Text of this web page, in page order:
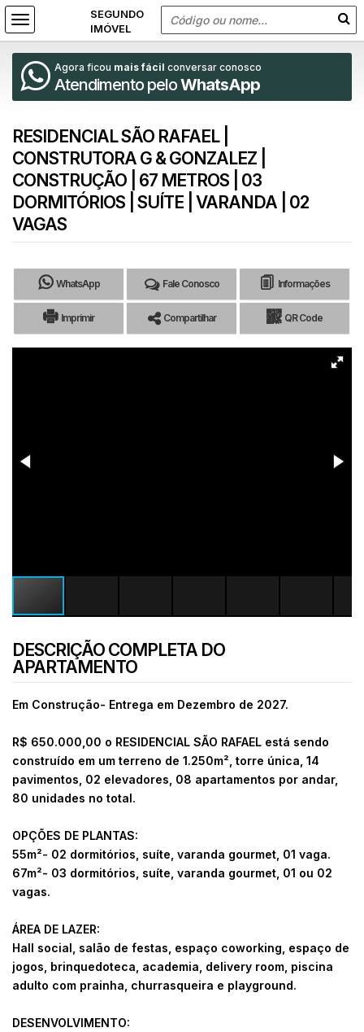
Agora ficou mais fácil conversar conosco
Atendimento peloWhatsApp
RESIDENCIAL SÃO RAFAEL |
CONSTRUTORA G & GONZALEZ |
CONSTRUÇÃO | 67 METROS | 03
DORMITÓRIOS | SUÍTE | VARANDA | 02
VAGAS
WhatsApp Fale Conosco Informações
Imprimir Compartilhar QR Code
DESCRIÇÃO COMPLETA DO
APARTAMENTO
Em Construção- Entrega em Dezembro de 2027.
R$ 650.000,00 o RESIDENCIAL SÃO RAFAEL está sendo
construído em um terreno de 1.250m², torre única, 14
pavimentos, 02 elevadores, 08 apartamentos por andar,
80 unidades no total.
OPÇÕES DE PLANTAS:
55m²- 02 dormitórios, suíte, varanda gourmet, 01 vaga.
67m²- 03 dormitórios, suíte, varanda gourmet, 01 ou 02
vagas.
ÁREA DE LAZER:
Hall social, salão de festas, espaço coworking, espaço de
jogos, brinquedoteca, academia, delivery room, piscina
adulto com prainha, churrasqueira e playground.
DESENVOLVIMENTO: